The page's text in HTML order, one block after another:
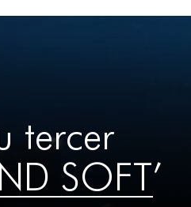
tercer
SOFT’